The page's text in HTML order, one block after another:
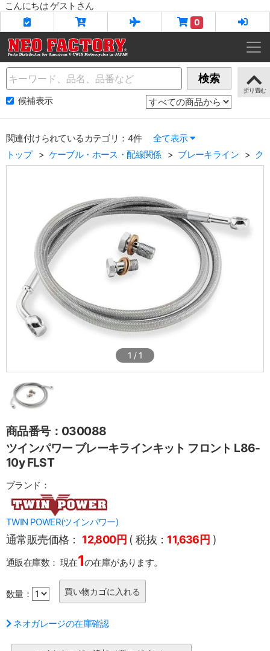
こんにちは ゲストさん
0
Name 検索
候補表示
関連付けられているカテゴリ：4件
全て表示
トップ
ケーブル・ホース・配線関係 ブレーキライン ク
1 / 1
商品番号：030088
ツインパワー ブレーキラインキット フロント L86-
10y FLST
ブランド：
TWIN POWER(ツインパワー)
通常販売価格： 12,800円 ( 税抜： 11,636円 )
通販在庫数： 現在1の在庫があります。
数量：
ネオガレージの在庫確認